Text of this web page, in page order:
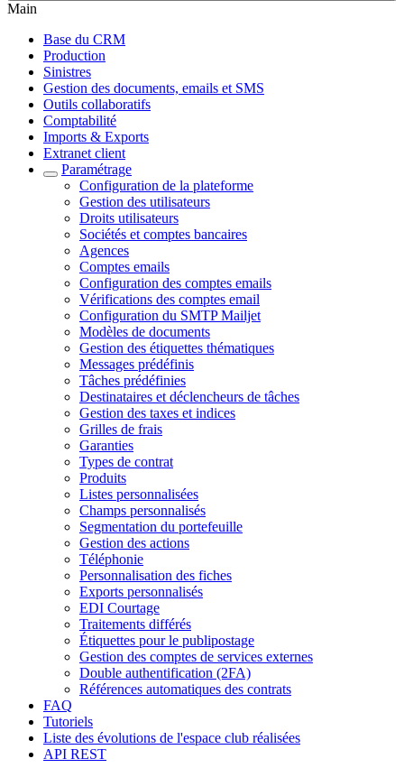
Main
Base du CRM
Production
Sinistres
Gestion des documents, emails et SMS
Outils collaboratifs
Comptabilité
Imports & Exports
Extranet client
Paramétrage
Configuration de la plateforme
Gestion des utilisateurs
Droits utilisateurs
Sociétés et comptes bancaires
Agences
Comptes emails
Configuration des comptes emails
Vérifications des comptes email
Configuration du SMTP Mailjet
Modèles de documents
Gestion des étiquettes thématiques
Messages prédéfinis
Tâches prédéfinies
Destinataires et déclencheurs de tâches
Gestion des taxes et indices
Grilles de frais
Garanties
Types de contrat
Produits
Listes personnalisées
Champs personnalisés
Segmentation du portefeuille
Gestion des actions
Téléphonie
Personnalisation des fiches
Exports personnalisés
EDI Courtage
Traitements différés
Étiquettes pour le publipostage
Gestion des comptes de services externes
Double authentification (2FA)
Références automatiques des contrats
FAQ
Tutoriels
Liste des évolutions de l'espace club réalisées
API REST